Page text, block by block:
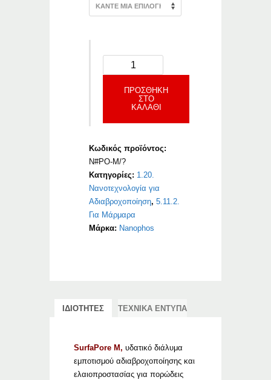
ΠΡΟΣΘΉΚΗ
ΣΤΟ
ΚΑΛΆΘΙ
Κωδικός προϊόντος:
N#PO-M/?
Κατηγορίες: 1.20.
Νανοτεχνολογία για
Αδιαβροχοποίηση,5.11.2.
Για Μάρμαρα
Μάρκα: Nanophos
ΙΔΙΟΤΗΤΕΣ ΤΕΧΝΙΚΑ ΕΝΤΥΠΑ
SurfaPore M, υδατικό διάλυμα
εμποτισμού αδιαβροχοποίησης και
ελαιοπροστασίας για πορώδεις